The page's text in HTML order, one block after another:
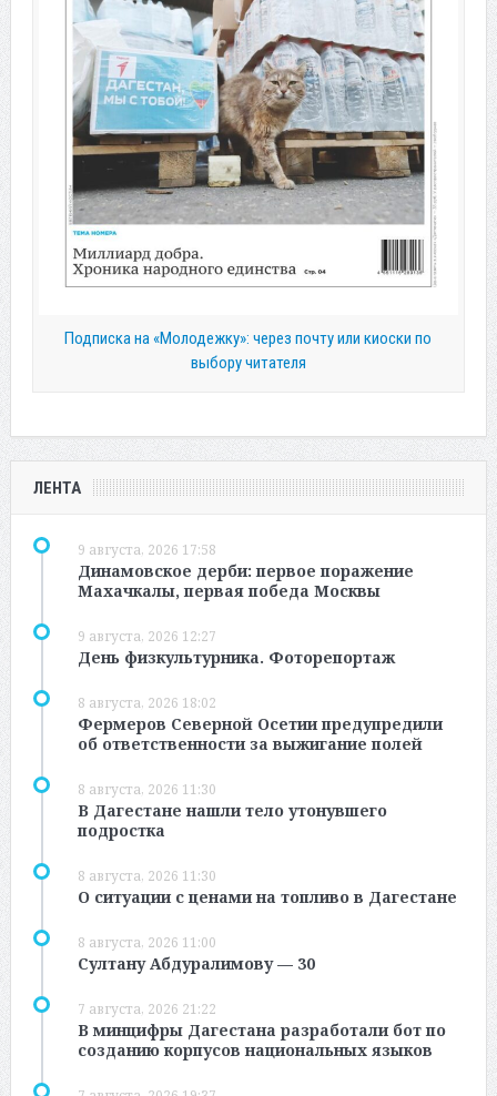
Подписка на «Молодежку»: через почту или киоски по
выбору читателя
ЛЕНТА
9 августа, 2026 17:58
Динамовское дерби: первое поражение
Махачкалы, первая победа Москвы
9 августа, 2026 12:27
День физкультурника. Фоторепортаж
8 августа, 2026 18:02
Фермеров Северной Осетии предупредили
об ответственности за выжигание полей
8 августа, 2026 11:30
В Дагестане нашли тело утонувшего
подростка
8 августа, 2026 11:30
О ситуации с ценами на топливо в Дагестане
8 августа, 2026 11:00
Султану Абдуралимову — 30
7 августа, 2026 21:22
В минцифры Дагестана разработали бот по
созданию корпусов национальных языков